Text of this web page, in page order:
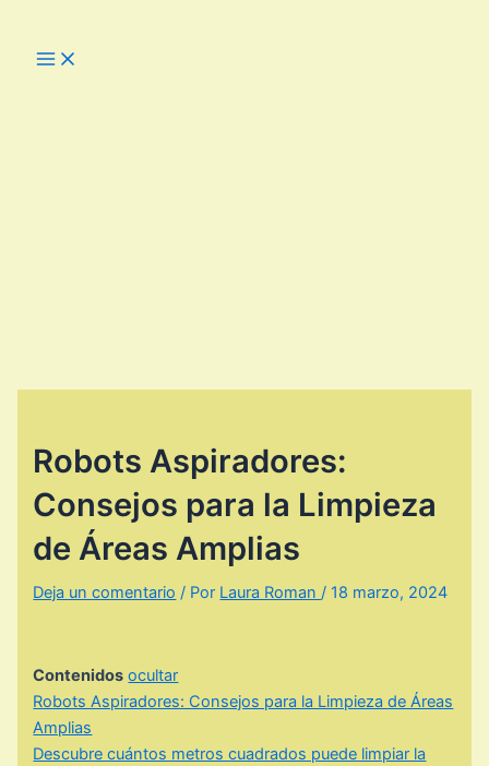
Main
Menu
Robots Aspiradores:
Consejos para la Limpieza
de Áreas Amplias
Deja un comentario / Por Laura Roman/18 marzo, 2024
Contenidos ocultar
Robots Aspiradores: Consejos para la Limpieza de Áreas
Amplias
Descubre cuántos metros cuadrados puede limpiar la